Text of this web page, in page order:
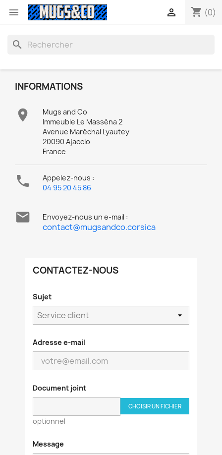
 shopping_cart (0)

search
INFORMATIONS

Mugs and Co
Immeuble Le Masséna 2
Avenue Maréchal Lyautey
20090 Ajaccio
France

Appelez-nous :
04 95 20 45 86
 Envoyez-nous un e-mail :
contact@mugsandco.corsica
CONTACTEZ-NOUS
Sujet
Adresse e-mail
Document joint
CHOISIR UN FICHIER
optionnel
Message